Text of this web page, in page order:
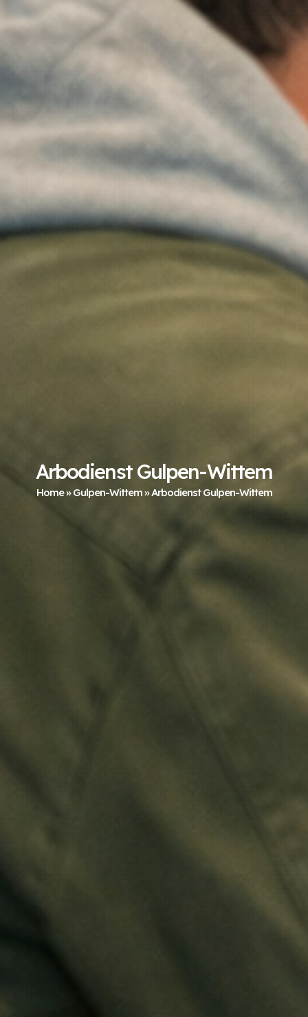
Arbodienst Gulpen-Wittem
Home»Gulpen-Wittem»Arbodienst Gulpen-Wittem